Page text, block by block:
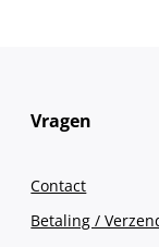
Vragen
Contact
Betaling /